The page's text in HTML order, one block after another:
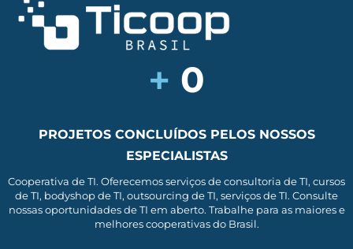
+ 0
PROJETOS CONCLUÍDOS PELOS NOSSOS
ESPECIALISTAS
Cooperativa de TI. Oferecemos serviços de consultoria de TI, cursos
de TI, bodyshop de TI, outsourcing de TI, serviços de TI. Consulte
nossas oportunidades de TI em aberto. Trabalhe para as maiores e
melhores cooperativas do Brasil.